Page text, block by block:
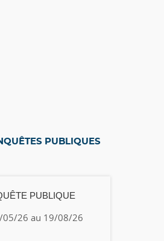
PUBLIQUES
PUBLIQUE
05/26 au 19/08/26